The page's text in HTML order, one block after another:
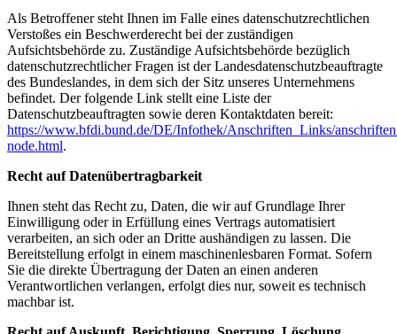
Als Betroffener steht Ihnen im Falle eines datenschutzrechtlichen
Verstoßes ein Beschwerderecht bei der zuständigen
Aufsichtsbehörde zu. Zuständige Aufsichtsbehörde bezüglich
datenschutzrechtlicher Fragen ist der Landesdatenschutzbeauftragte
des Bundeslandes, in dem sich der Sitz unseres Unternehmens
befindet. Der folgende Link stellt eine Liste der
Datenschutzbeauftragten sowie deren Kontaktdaten bereit:
https://www.bfdi.bund.de/DE/Infothek/Anschriften_Links/
node.html.
Recht auf Datenübertragbarkeit
Ihnen steht das Recht zu, Daten, die wir auf Grundlage Ihrer
Einwilligung oder in Erfüllung eines Vertrags automatisiert
verarbeiten, an sich oder an Dritte aushändigen zu lassen. Die
Bereitstellung erfolgt in einem maschinenlesbaren Format. Sofern
Sie die direkte Übertragung der Daten an einen anderen
Verantwortlichen verlangen, erfolgt dies nur, soweit es technisch
machbar ist.